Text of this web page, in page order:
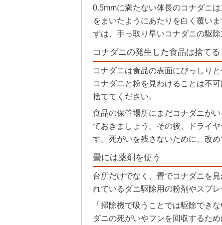
0.5mmに満たない体長のコナダニ
をまいたようにあたりを白く覆い
ずは、手っ取り早いコナダニの駆除
コナダニの発生した食品は捨てる
コナダニは食品の表面にびっしり
コナダニと粉を見わけることは不
捨ててください。
食品の保管場所にまだコナダニが
ておきましょう。その後、ドライ
す。死がいを残さないために、改
畳には薬剤を使う
台所だけでなく、畳でコナダニを
れているダニ駆除用の粉剤やスプレ
「掃除機で吸うことでは駆除でき
ダニの死がいやフンを回収するた